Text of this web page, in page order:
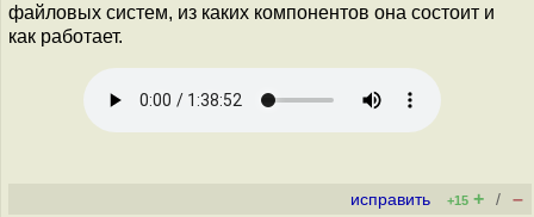
файловых систем, из каких компонентов она состоит и
как работает.
исправить +15 + / –